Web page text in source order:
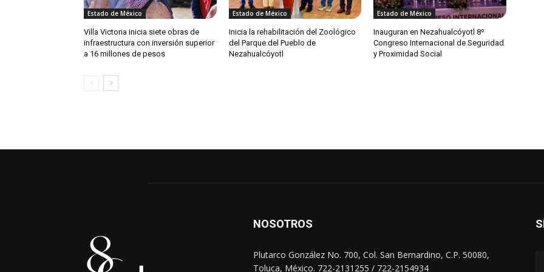
Estado de México
Villa Victoria inicia siete obras de
infraestructura con inversión superior
a 16 millones de pesos
Estado de México
Inicia la rehabilitación del Zoológico
del Parque del Pueblo de
Nezahualcóyotl
Estado de México
Inauguran en Nezahualcóyotl 8º
Congreso Internacional de Seguridad
y Proximidad Social
NOSOTROS
Plutarco González No. 700, Col. San Bernardino, C.P. 50080,
Toluca, México. 722-2131255 / 722-2154934